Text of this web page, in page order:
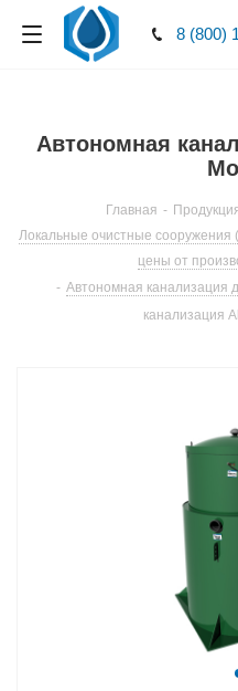
8 (800)
Автономная
Главная -
Локальные очистные сооружения
цены от
- Автономная канализация
канализация